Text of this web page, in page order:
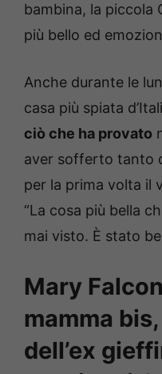
bambina, la piccola
più bello ed
Anche durante le
casa più spiata
ciò che ha provato
aver sofferto tanto
per la prima volta il
“La cosa più bella
mai visto. È stato
Mary
mamma
dell’ex